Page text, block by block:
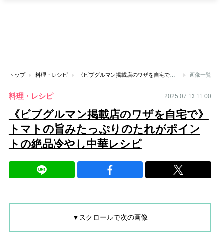
トップ 料理・レシピ 《ビブグルマン掲載店のワザを自宅で》トマトの旨みたっぷりのたれがポイントの絶品冷やし中華レシピ 画像一覧
料理・レシピ 2025.07.13 11:00
《ビブグルマン掲載店のワザを自宅で》
トマトの旨みたっぷりのたれがポイン
トの絶品冷やし中華レシピ
▼スクロールで次の画像